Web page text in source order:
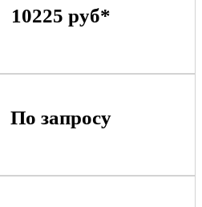
10225 руб*
По запросу